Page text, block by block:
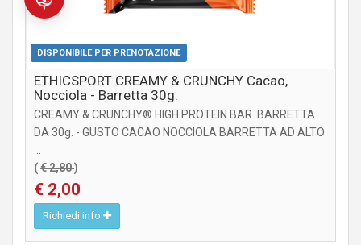
DISPONIBILE PER PRENOTAZIONE
ETHICSPORT CREAMY & CRUNCHY Cacao,
Nocciola - Barretta 30g.
CREAMY & CRUNCHY® HIGH PROTEIN BAR. BARRETTA
DA 30g. - GUSTO CACAO NOCCIOLA BARRETTA AD ALTO
...
(€ 2,80)
€ 2,00
Richiedi info